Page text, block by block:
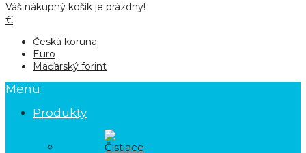
Váš nákupný košík je prázdny!
€
Česká koruna
Euro
Maďarský forint
Menu
Produkty